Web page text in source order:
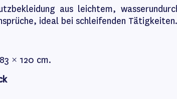
aus leichtem,
ideal bei schleifenden Tätigkeiten.
83 × 120 cm.